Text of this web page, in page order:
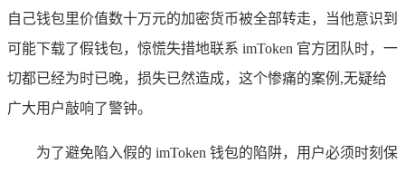
自己钱包里价值数十万元的加密货币被全部转走，当他意识到
可能下载了假钱包，惊慌失措地联系 imToken 官方团队时，一
切都已经为时已晚，损失已然造成，这个惨痛的案例,无疑给
广大用户敲响了警钟。
为了避免陷入假的 imToken 钱包的陷阱，用户必须时刻保